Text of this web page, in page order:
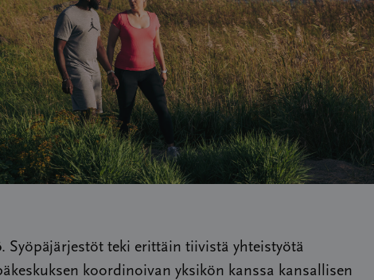
. Syöpäjärjestöt teki erittäin tiivistä yhteistyötä
koordinoivan yksikön kanssa kansallisen